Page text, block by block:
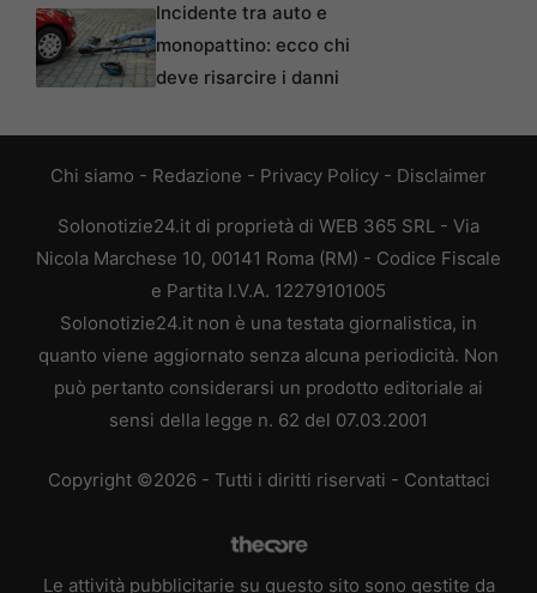
Incidente tra auto e
monopattino: ecco chi
deve risarcire i danni
Chi siamo - Redazione - Privacy Policy - Disclaimer
Solonotizie24.it di proprietà di WEB 365 SRL - Via
Nicola Marchese 10, 00141 Roma (RM) - Codice Fiscale
e Partita I.V.A. 12279101005
Solonotizie24.it non è una testata giornalistica, in
quanto viene aggiornato senza alcuna periodicità. Non
può pertanto considerarsi un prodotto editoriale ai
sensi della legge n. 62 del 07.03.2001
Copyright ©2026 - Tutti i diritti riservati - Contattaci
Le attività pubblicitarie su questo sito sono gestite da